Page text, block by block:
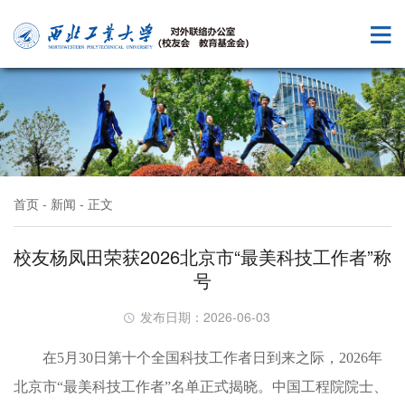
首页 - 新闻 - 正文
校友杨凤田荣获2026北京市“最美科技工作者”称
号
发布日期：2026-06-03
在5月30日第十个全国科技工作者日到来之际，2026年
北京市“最美科技工作者”名单正式揭晓。中国工程院院士、